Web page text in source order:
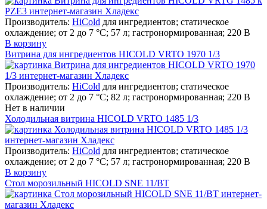
Производитель: HiCold для ингредиентов; статическое
охлаждение; от 2 до 7 °С; 57 л; гастронормированная; 220 В
В корзину
Витрина для ингредиентов HICOLD VRTO 1970 1/3
Производитель: HiCold для ингредиентов; статическое
охлаждение; от 2 до 7 °С; 82 л; гастронормированная; 220 В
Нет в наличии
Холодильная витрина HICOLD VRTO 1485 1/3
Производитель: HiCold для ингредиентов; статическое
охлаждение; от 2 до 7 °С; 57 л; гастронормированная; 220 В
В корзину
Стол морозильный HICOLD SNE 11/BT